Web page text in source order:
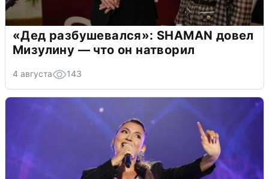
«Дед разбушевался»: SHAMAN довел
Мизулину — что он натворил
4 августа 143